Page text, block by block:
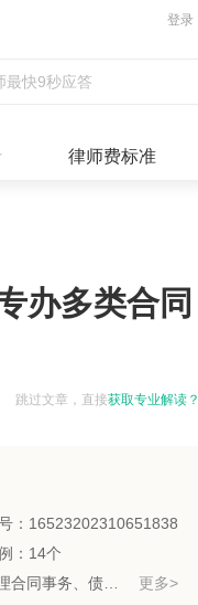
登录
最快9秒应答
律师费标准
办多类合同
跳过文章，直接获取专业解读？
：16523202310651838
：14个
更多>